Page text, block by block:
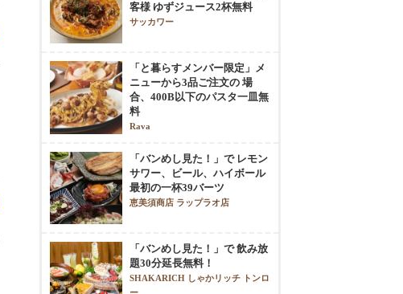
客様 ゆずジュース2杯無料
サッカワー
「と暮らすメンバー限定」メ
ニューから3品ご注文の 場
合、400B以下のパスタ一皿無
料
Rava
「バンめし見た！」で レモン
サワー、ビール、ハイボール
最初の一杯39バーツ
恵美須商店 ラップラオ店
「バンめし見た！」で 飲み放
題30分延長無料！
SHAKARICH しゃかリッチ トンロ